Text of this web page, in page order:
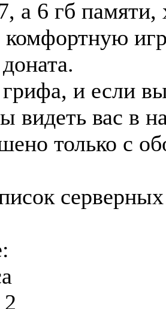
а 6 гб
комфортную
и если
видеть вас в
только с